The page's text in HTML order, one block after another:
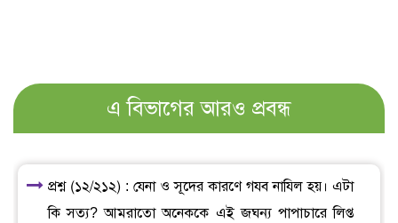
এ বিভাগের আরও প্রবন্ধ
প্রশ্ন (১২/২১২) : যেনা ও সূদের কারণে গযব নাযিল হয়। এটা
কি সত্য? আমরাতো অনেককে এই জঘন্য পাপাচারে লিপ্ত